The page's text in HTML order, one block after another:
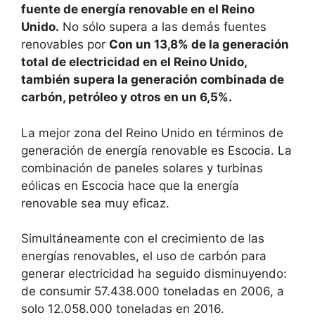
fuente de energía renovable en el Reino
Unido. No sólo supera a las demás fuentes
renovables por Con un 13,8% de la generación
total de electricidad en el Reino Unido,
también supera la generación combinada de
carbón, petróleo y otros en un 6,5%.
La mejor zona del Reino Unido en términos de
generación de energía renovable es Escocia. La
combinación de paneles solares y turbinas
eólicas en Escocia hace que la energía
renovable sea muy eficaz.
Simultáneamente con el crecimiento de las
energías renovables, el uso de carbón para
generar electricidad ha seguido disminuyendo:
de consumir 57.438.000 toneladas en 2006, a
solo 12.058.000 toneladas en 2016.